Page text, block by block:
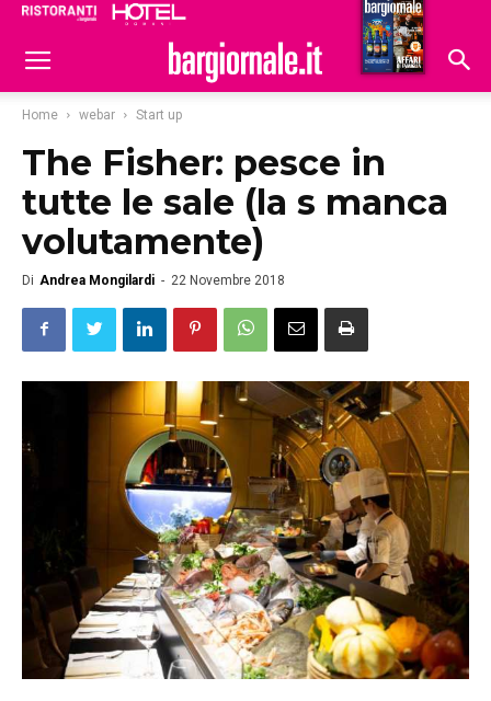
Hoteldomani
Home webar Start up
The Fisher: pesce in
tutte le sale (la s manca
volutamente)
Di Andrea Mongilardi - 22 Novembre 2018